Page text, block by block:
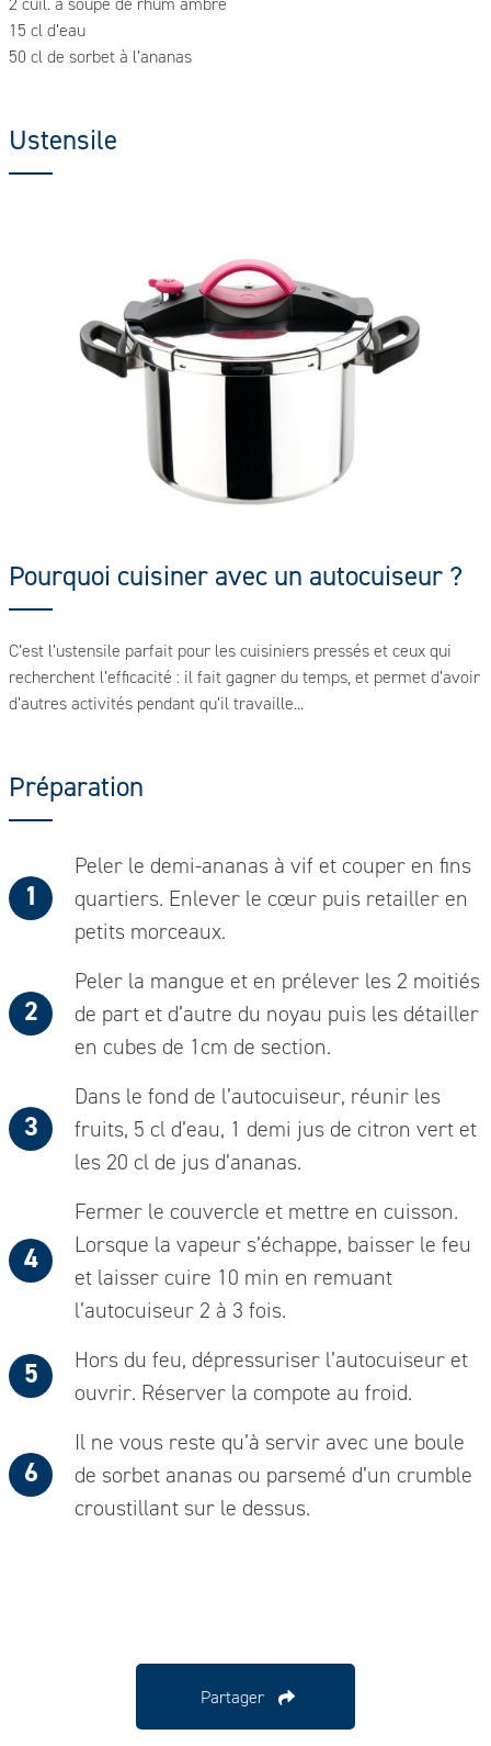
Préparation
Peler le demi-ananas à vif et couper en fins
quartiers. Enlever le cœur puis retailler en
petits morceaux.
Peler la mangue et en prélever les 2 moitiés
de part et d’autre du noyau puis les détailler
en cubes de 1cm de section.
Dans le fond de l’autocuiseur, réunir les
fruits, 5 cl d’eau, 1 demi jus de citron vert et
les 20 cl de jus d’ananas.
Fermer le couvercle et mettre en cuisson.
Lorsque la vapeur s’échappe, baisser le feu
et laisser cuire 10 min en remuant
l’autocuiseur 2 à 3 fois.
Hors du feu, dépressuriser l’autocuiseur et
ouvrir. Réserver la compote au froid.
Il ne vous reste qu’à servir avec une boule
de sorbet ananas ou parsemé d’un crumble
croustillant sur le dessus.
15 cl d’eau
50 cl de sorbet à l’ananas
Ustensile
Pourquoi cuisiner avec un autocuiseur ?
C’est l’ustensile parfait pour les cuisiniers pressés et ceux qui
recherchent l’efficacité : il fait gagner du temps, et permet d’avoir
d’autres activités pendant qu’il travaille...
Partager